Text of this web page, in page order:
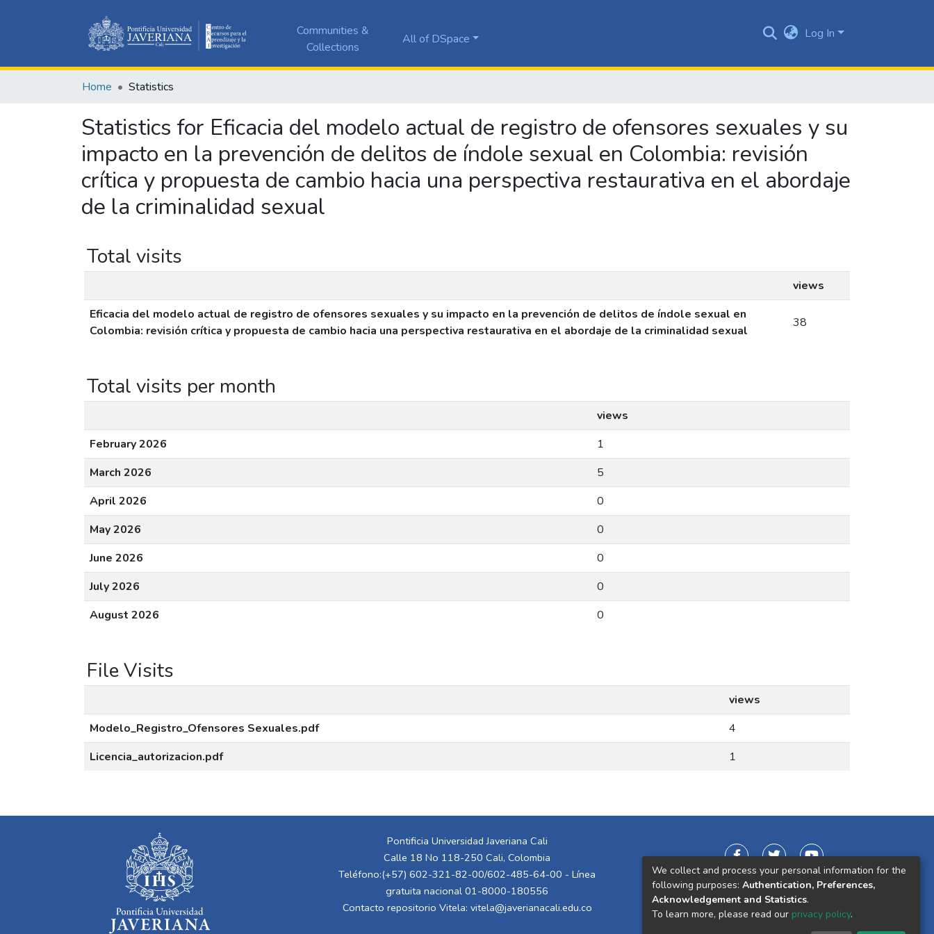
Communities &
Collections
All of DSpace Log In
Home Statistics
Statistics for Eficacia del modelo actual de registro de ofensores sexuales y su
impacto en la prevención de delitos de índole sexual en Colombia: revisión
crítica y propuesta de cambio hacia una perspectiva restaurativa en el abordaje
de la criminalidad sexual
Total visits
views
Eficacia del modelo actual de registro de ofensores sexuales y su impacto en la prevención de delitos de índole sexual en
Colombia: revisión crítica y propuesta de cambio hacia una perspectiva restaurativa en el abordaje de la criminalidad sexual
38
Total visits per month
views
February 2026
1
March 2026
5
April 2026
0
May 2026
0
June 2026
0
July 2026
0
August 2026
0
File Visits
views
Modelo_Registro_Ofensores Sexuales.pdf
4
Licencia_autorizacion.pdf
1
Pontificia Universidad Javeriana Cali
Calle 18 No 118-250 Cali, Colombia
Teléfono:(+57) 602-321-82-00/602-485-64-00 - Línea
gratuita nacional 01-8000-180556
Contacto repositorio Vitela: vitela@javerianacali.edu.co
We collect and process your personal information for the
following purposes: Authentication, Preferences,
Acknowledgement and Statistics.
To learn more, please read our privacy policy.